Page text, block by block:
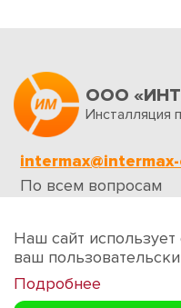
ООО
Инсталляция
По всем вопросам
Обратная связь
Наш сайт
ваш
Подробнее